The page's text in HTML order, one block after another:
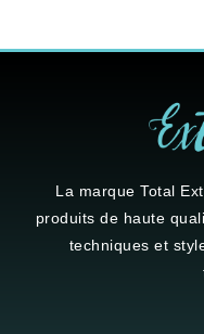
La marqueTotal
produits de haute
techniques et